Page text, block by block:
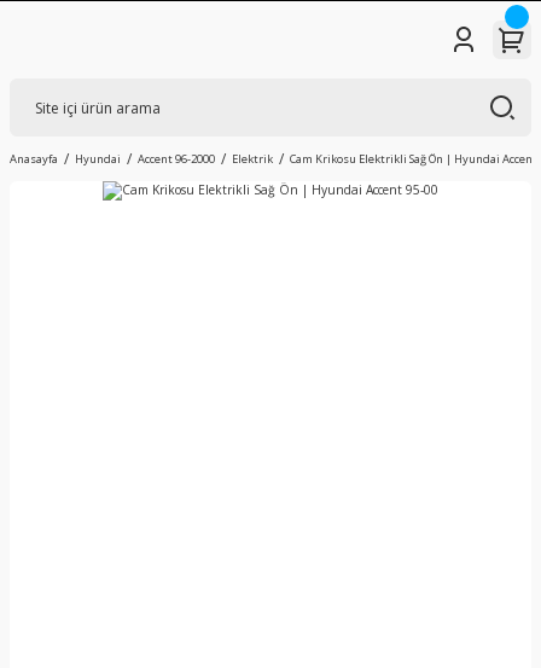
Anasayfa Hyundai Accent 96-2000 Elektrik Cam Krikosu Elektrikli Sağ Ön | Hyundai Accent